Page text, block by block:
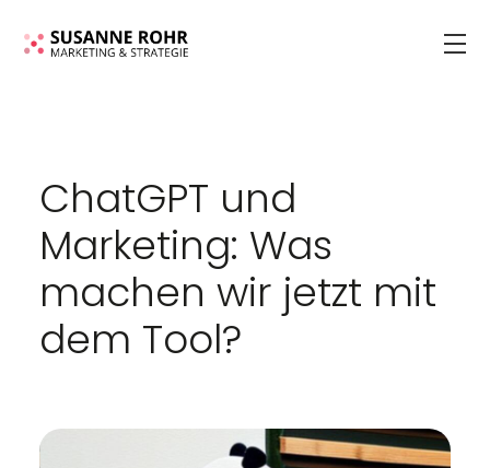
ChatGPT und
Marketing: Was
machen wir jetzt mit
dem Tool?